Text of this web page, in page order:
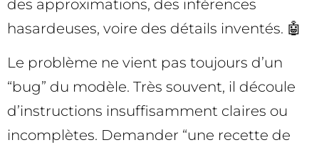
des approximations, des inférences
hasardeuses, voire des détails inventés. 🤖
Le problème ne vient pas toujours d’un
“bug” du modèle. Très souvent, il découle
d’instructions insuffisamment claires ou
incomplètes. Demander “une recette de